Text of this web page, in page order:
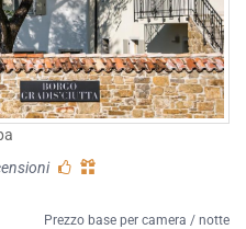
Prezzo base per camera / notte